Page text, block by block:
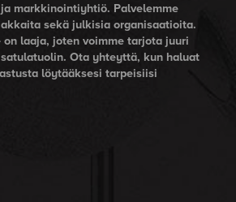
markkinointiyhtiö. Palvelemme
sekä julkisia organisaatioita.
on laaja, joten voimme tarjota juuri
Ota yhteyttä, kun haluat
löytääksesi tarpeisiisi